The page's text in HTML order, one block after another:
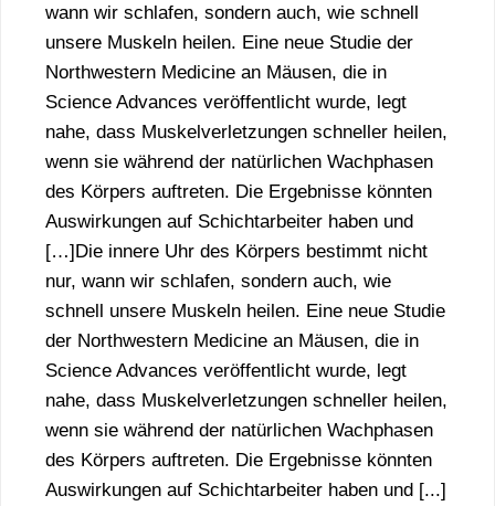
wann wir schlafen, sondern auch, wie schnell
unsere Muskeln heilen. Eine neue Studie der
Northwestern Medicine an Mäusen, die in
Science Advances veröffentlicht wurde, legt
nahe, dass Muskelverletzungen schneller heilen,
wenn sie während der natürlichen Wachphasen
des Körpers auftreten. Die Ergebnisse könnten
Auswirkungen auf Schichtarbeiter haben und
[…]Die innere Uhr des Körpers bestimmt nicht
nur, wann wir schlafen, sondern auch, wie
schnell unsere Muskeln heilen. Eine neue Studie
der Northwestern Medicine an Mäusen, die in
Science Advances veröffentlicht wurde, legt
nahe, dass Muskelverletzungen schneller heilen,
wenn sie während der natürlichen Wachphasen
des Körpers auftreten. Die Ergebnisse könnten
Auswirkungen auf Schichtarbeiter haben und [...]